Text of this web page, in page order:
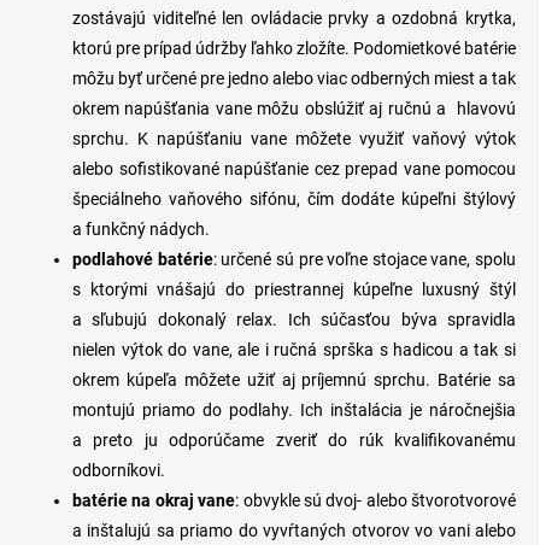
zostávajú viditeľné len ovládacie prvky a ozdobná krytka,
ktorú pre prípad údržby ľahko zložíte. Podomietkové batérie
môžu byť určené pre jedno alebo viac odberných miest a tak
okrem napúšťania vane môžu obslúžiť aj ručnú a hlavovú
sprchu. K napúšťaniu vane môžete využiť vaňový výtok
alebo sofistikované napúšťanie cez prepad vane pomocou
špeciálneho vaňového sifónu, čím dodáte kúpeľni štýlový
a funkčný nádych.
podlahové batérie: určené sú pre voľne stojace vane, spolu
s ktorými vnášajú do priestrannej kúpeľne luxusný štýl
a sľubujú dokonalý relax. Ich súčasťou býva spravidla
nielen výtok do vane, ale i ručná sprška s hadicou a tak si
okrem kúpeľa môžete užiť aj príjemnú sprchu. Batérie sa
montujú priamo do podlahy. Ich inštalácia je náročnejšia
a preto ju odporúčame zveriť do rúk kvalifikovanému
odborníkovi.
batérie na okraj vane: obvykle sú dvoj- alebo štvorotvorové
a inštalujú sa priamo do vyvŕtaných otvorov vo vani alebo